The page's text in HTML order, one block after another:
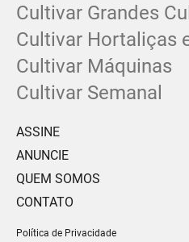
Cultivar Grandes
Cultivar Hortaliças
Cultivar Máquinas
Cultivar Semanal
ASSINE
ANUNCIE
QUEM SOMOS
CONTATO
Política de Privacidade